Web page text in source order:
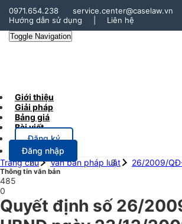
0971.654.238
service.center@caselaw.vn
Hướng dẫn sử dụng
Liên hệ
Toggle Navigation
Giới thiệu
Giải pháp
Bảng giá
Bài viết
Đăng ký
Đăng nhập
Trang chủ
Văn bản pháp luật 26/2009/
Thông tin văn bản
485
0
Quyết định số 26/